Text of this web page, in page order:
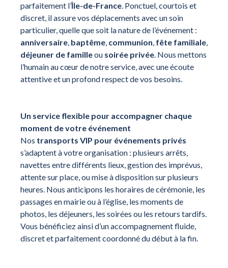
parfaitement l’Île-de-France. Ponctuel, courtois et
discret, il assure vos déplacements avec un soin
particulier, quelle que soit la nature de l’événement :
anniversaire, baptême, communion, fête familiale,
déjeuner de familleou soirée privée. Nous mettons
l’humain au cœur de notre service, avec une écoute
attentive et un profond respect de vos besoins.
Un service flexible pour accompagner chaque
moment de votre événement
Nos transports VIP pour événements privés
s’adaptent à votre organisation : plusieurs arrêts,
navettes entre différents lieux, gestion des imprévus,
attente sur place, ou mise à disposition sur plusieurs
heures. Nous anticipons les horaires de cérémonie, les
passages en mairie ou à l’église, les moments de
photos, les déjeuners, les soirées ou les retours tardifs.
Vous bénéficiez ainsi d’un accompagnement fluide,
discret et parfaitement coordonné du début à la fin.